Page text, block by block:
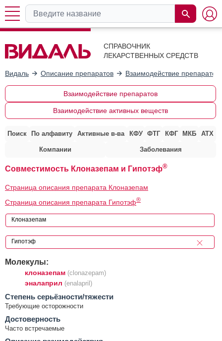
СПРАВОЧНИК
ЛЕКАРСТВЕННЫХ СРЕДСТВ
Видаль Описание препаратов Взаимодействие препаратов
Взаимодействие препаратов
Взаимодействие активных веществ
Поиск По алфавиту Активные в-ва КФУ ФТГ КФГ МКБ АТХ
Компании Заболевания
Совместимость Клоназепам и Гипотэф®
Страница описания препарата Клоназепам
Страница описания препарата Гипотэф®
Молекулы:
клоназепам (clonazepam)
эналаприл (enalapril)
Cтепень серьёзности/тяжести
Требующие осторожности
Достоверность
Часто встречаемые